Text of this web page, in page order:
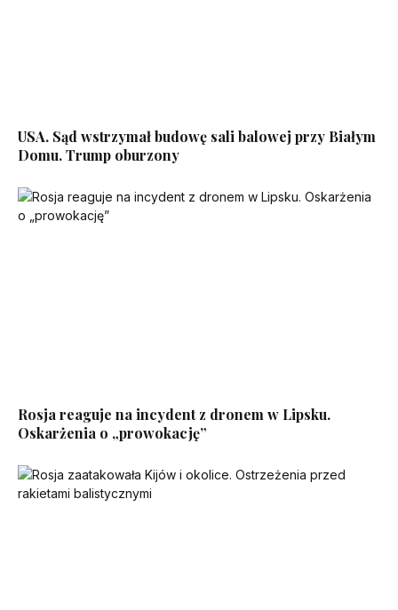
USA. Sąd wstrzymał budowę sali balowej przy Białym
Domu. Trump oburzony
Rosja reaguje na incydent z dronem w Lipsku.
Oskarżenia o „prowokację”